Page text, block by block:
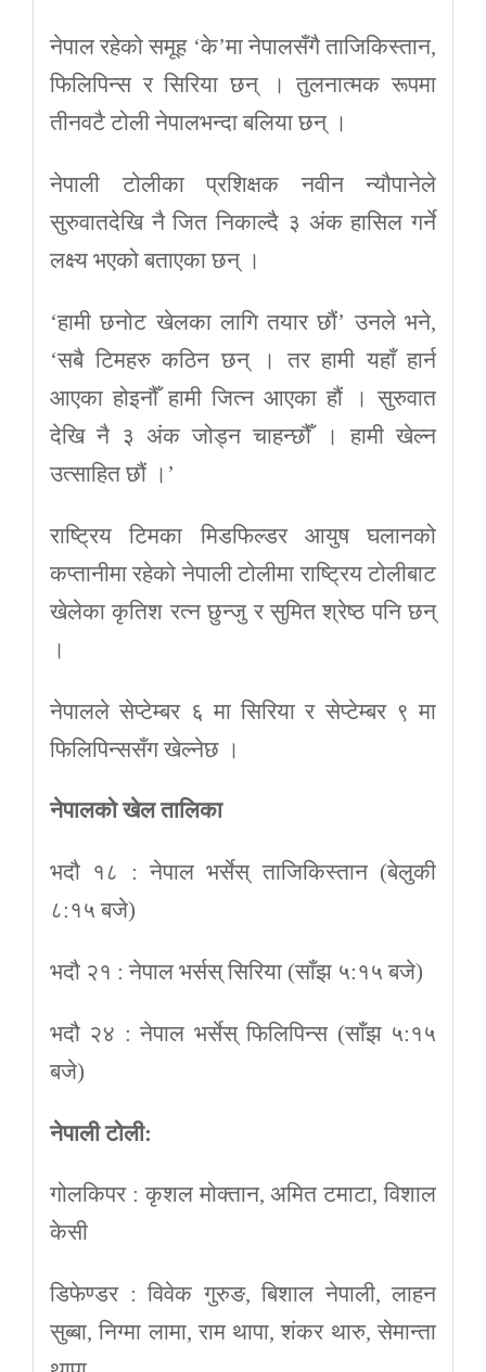
नेपाल रहेको समूह ‘के’मा नेपालसँगै ताजिकिस्तान,
फिलिपिन्स र सिरिया छन् । तुलनात्मक रूपमा
तीनवटै टोली नेपालभन्दा बलिया छन् ।
नेपाली टोलीका प्रशिक्षक नवीन न्यौपानेले
सुरुवातदेखि नै जित निकाल्दै ३ अंक हासिल गर्ने
लक्ष्य भएको बताएका छन् ।
‘हामी छनोट खेलका लागि तयार छौं’ उनले भने,
‘सबै टिमहरु कठिन छन् । तर हामी यहाँ हार्न
आएका होइनौँ हामी जित्न आएका हौं । सुरुवात
देखि नै ३ अंक जोड्न चाहन्छौँ । हामी खेल्न
उत्साहित छौं ।’
राष्ट्रिय टिमका मिडफिल्डर आयुष घलानको
कप्तानीमा रहेको नेपाली टोलीमा राष्ट्रिय टोलीबाट
खेलेका कृतिश रत्न छुन्जु र सुमित श्रेष्ठ पनि छन्
।
नेपालले सेप्टेम्बर ६ मा सिरिया र सेप्टेम्बर ९ मा
फिलिपिन्ससँग खेल्नेछ ।
नेपालको खेल तालिका
भदौ १८ : नेपाल भर्सेस् ताजिकिस्तान (बेलुकी
८:१५ बजे)
भदौ २१ : नेपाल भर्सस् सिरिया (साँझ ५:१५ बजे)
भदौ २४ : नेपाल भर्सेस् फिलिपिन्स (साँझ ५:१५
बजे)
नेपाली टोली:
गोलकिपर : कृशल मोक्तान, अमित टमाटा, विशाल
केसी
डिफेण्डर : विवेक गुरुङ, बिशाल नेपाली, लाहन
सुब्बा, निग्मा लामा, राम थापा, शंकर थारु, सेमान्ता